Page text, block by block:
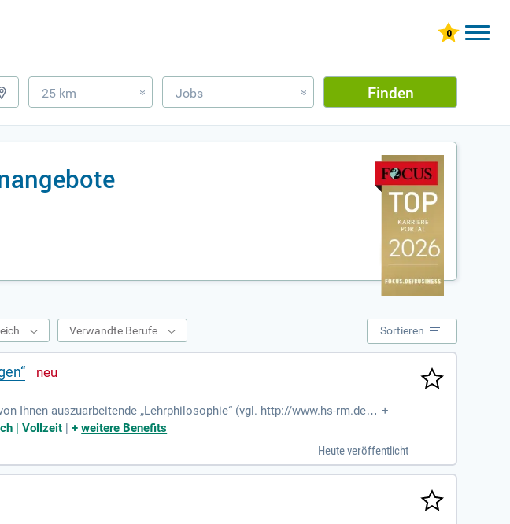
25 km » Jobs » Finden
Verwandte Berufe Sortieren
Ihnen auszuarbeitende „Lehrphilosophie“ (vgl. http://www.hs-rm.de/H
sehr gute Englischkenntnisse, da Lehrveranstaltungen
+
| Vollzeit |+weitere Benefits
Heute veröffentlicht